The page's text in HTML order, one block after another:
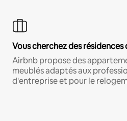
Vous cherchez des résidences
Airbnb propose des
meublés adaptés aux
d'entreprise et pour le